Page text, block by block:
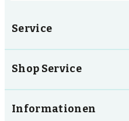
Service
Shop Service
Informationen